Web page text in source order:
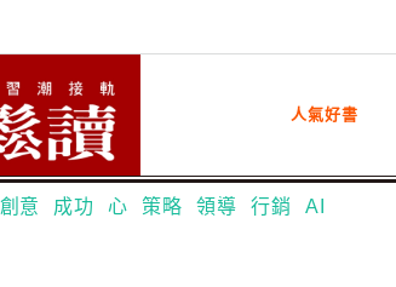
人氣好書
創意 成功 心 策略 領導 行銷 AI